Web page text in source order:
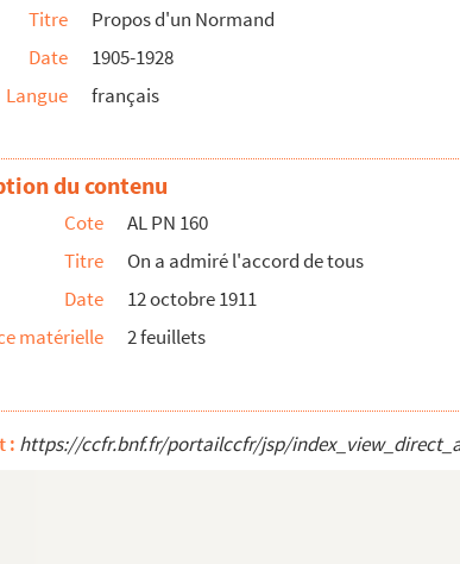
Titre
Propos d'un Normand
Date
1905-1928
Langue
français
du contenu
Cote
AL PN 160
Titre
On a admiré l'accord de tous
Date
12 octobre 1911
matérielle
2 feuillets
: https://ccfr.bnf.fr/portailccfr/jsp/